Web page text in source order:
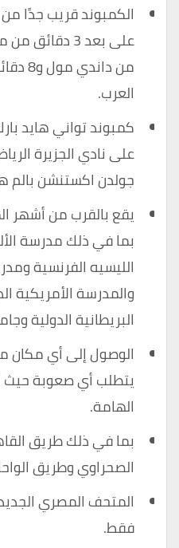
الكمبوند قريب جدًا
من
العرب.
كمبوند تواني هايد
على نادي الجزيرة
جولدن اكستنشن بالم
يقع بالقرب من أشهر
بما في ذلك مدرسة
الليسيه الفرنسية
والمدرسة الأمريكية
البريطانية الدولية
الوصول إلى أي مكان
يتطلب أي صعوبة حيث
الهامة.
بما في ذلك طريق
الصحراوي وطريق الواحات
فقط.